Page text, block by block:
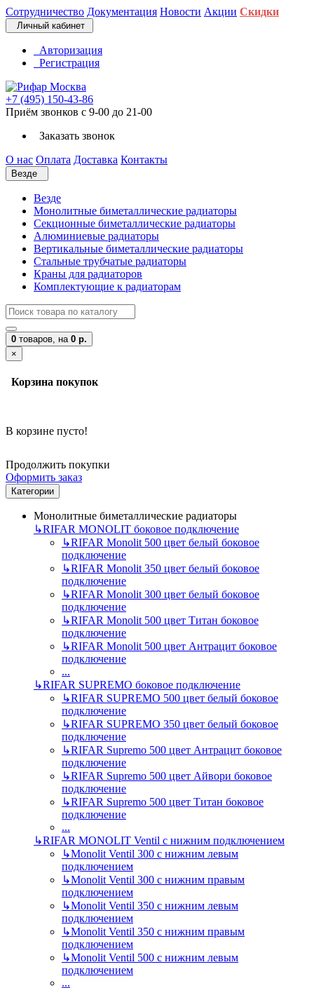
Сотрудничество Документация Новости Акции Скидки
Личный кабинет
Авторизация
Регистрация
+7 (495) 150-43-86
Приём звонков с 9-00 до 21-00
Заказать звонок
О нас Оплата Доставка Контакты
Везде
Везде
Монолитные биметаллические радиаторы
Секционные биметаллические радиаторы
Алюминиевые радиаторы
Вертикальные биметаллические радиаторы
Стальные трубчатые радиаторы
Краны для радиаторов
Комплектующие к радиаторам
0 товаров, на 0 р.
×
Корзина покупок
В корзине пусто!
Продолжить покупки
Оформить заказ
Категории
Монолитные биметаллические радиаторы
↳RIFAR MONOLIT боковое подключение
↳RIFAR Monolit 500 цвет белый боковое
подключение
↳RIFAR Monolit 350 цвет белый боковое
подключение
↳RIFAR Monolit 300 цвет белый боковое
подключение
↳RIFAR Monolit 500 цвет Титан боковое
подключение
↳RIFAR Monolit 500 цвет Антрацит боковое
подключение
...
↳RIFAR SUPREMO боковое подключение
↳RIFAR SUPREMO 500 цвет белый боковое
подключение
↳RIFAR SUPREMO 350 цвет белый боковое
подключение
↳RIFAR Supremo 500 цвет Антрацит боковое
подключение
↳RIFAR Supremo 500 цвет Айвори боковое
подключение
↳RIFAR Supremo 500 цвет Титан боковое
подключение
...
↳RIFAR MONOLIT Ventil с нижним подключением
↳Monolit Ventil 300 с нижним левым
подключением
↳Monolit Ventil 300 с нижним правым
подключением
↳Monolit Ventil 350 с нижним левым
подключением
↳Monolit Ventil 350 с нижним правым
подключением
↳Monolit Ventil 500 с нижним левым
подключением
...